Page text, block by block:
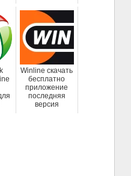
Winline скачать
бесплатно
приложение
последняя
версия